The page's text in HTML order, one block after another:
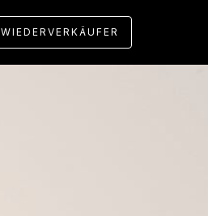
WIEDERVERKÄUFER